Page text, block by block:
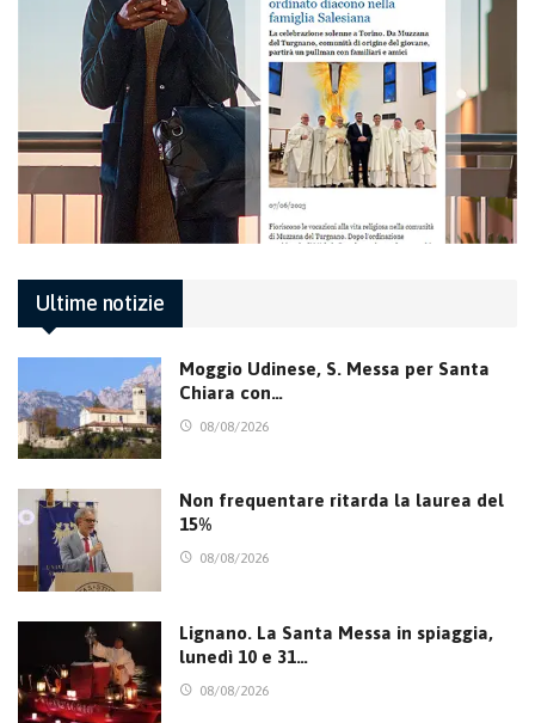
Ultime notizie
Moggio Udinese, S. Messa per Santa
Chiara con…
08/08/2026
Non frequentare ritarda la laurea del
15%
08/08/2026
Lignano. La Santa Messa in spiaggia,
lunedì 10 e 31…
08/08/2026